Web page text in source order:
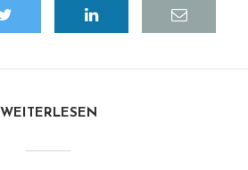
WEITERLESEN